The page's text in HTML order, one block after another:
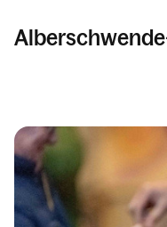
Kalender